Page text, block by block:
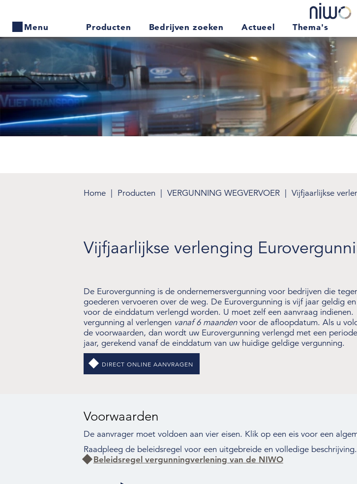
Menu Producten Bedrijven zoeken Actueel Thema's
Home
Producten
Bedrijven zoeken
Actueel
Over deze website
VERGUNNING
VIHB-REGISTRATIE AFVAL
OVERIGE DOCUMENTEN
WIJZIGING OF OPZEGGING
Home Producten VERGUNNING WEGVERVOER Vijfjaarlijkse
Vijfjaarlijkse verlenging
De Eurovergunning is de ondernemersvergunning voor bedrijven die
goederen vervoeren over de weg. De Eurovergunning is vijf jaar geldig
voor de einddatum verlengd worden. U moet zelf een aanvraag
vergunning al verlengen vanaf 6 maandenvoor de afloopdatum. Als u
de voorwaarden, dan wordt uw Eurovergunning verlengd met een
jaar, gerekend vanaf de einddatum van uw huidige geldige vergunning.
DIRECT ONLINE AANVRAGEN
Voorwaarden
De aanvrager moet voldoen aan vier eisen. Klik op een eis voor een
Raadpleeg de beleidsregel voor een uitgebreide en volledige beschrijving.
Beleidsregel vergunningverlening van de NIWO